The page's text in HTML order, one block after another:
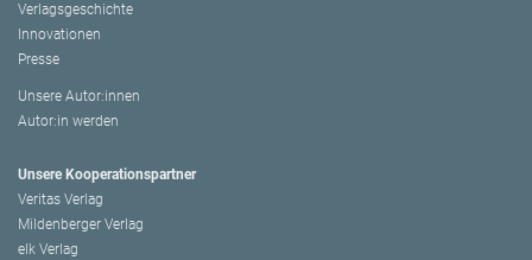
Verlagsgeschichte
Innovationen
Presse
Unsere Autor:innen
Autor:in werden
Unsere Kooperationspartner
Veritas Verlag
Mildenberger Verlag
elk Verlag